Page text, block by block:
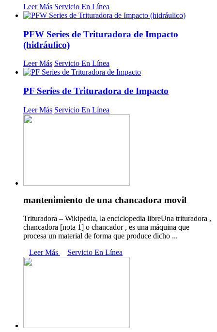
Leer Más Servicio En Línea
PFW Series de Trituradora de Impacto
(hidráulico)
Leer Más Servicio En Línea
PF Series de Trituradora de Impacto
Leer Más Servicio En Línea
mantenimiento de una chancadora movil
Trituradora – Wikipedia, la enciclopedia libreUna trituradora ,
chancadora [nota 1] o chancador , es una máquina que
procesa un material de forma que produce dicho ...
Leer Más
Servicio En Línea